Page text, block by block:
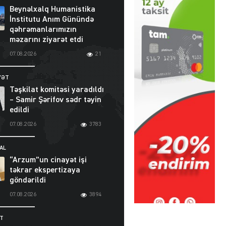
Beynəlxalq Humanistika
İnstitutu Anım Günündə
qəhrəmanlarımızın
məzarını ziyarət etdi
07.08.2026 21
Təşkilat komitəsi yaradıldı
– Samir Şərifov sədr təyin
edildi
07.08.2026 3783
“Arzum”un cinayət işi
təkrar ekspertizaya
göndərildi
07.08.2026 3894